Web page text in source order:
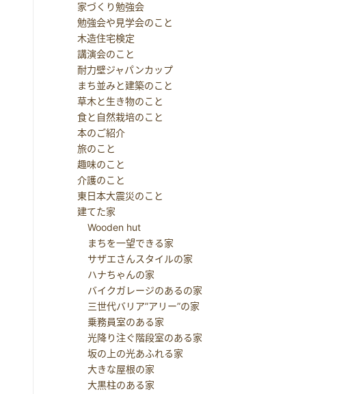
家づくり勉強会
勉強会や見学会のこと
木造住宅検定
講演会のこと
耐力壁ジャパンカップ
まち並みと建築のこと
草木と生き物のこと
食と自然栽培のこと
本のご紹介
旅のこと
趣味のこと
介護のこと
東日本大震災のこと
建てた家
Wooden hut
まちを一望できる家
サザエさんスタイルの家
ハナちゃんの家
バイクガレージのあるの家
三世代バリア”アリー”の家
乗務員室のある家
光降り注ぐ階段室のある家
坂の上の光あふれる家
大きな屋根の家
大黒柱のある家